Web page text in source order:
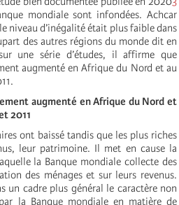
mondiale sont infondées. Achcar
niveau d’inégalité était plus faible dans
des autres régions du monde dit en
une série d’études, il affirme que
augmenté en Afrique du Nord et au
augmenté en Afrique du Nord et
2011
ont baissé tandis que les plus riches
leur patrimoine. Il met en cause la
la Banque mondiale collecte des
des ménages et sur leurs revenus.
un cadre plus général le caractère non
la Banque mondiale en matière de